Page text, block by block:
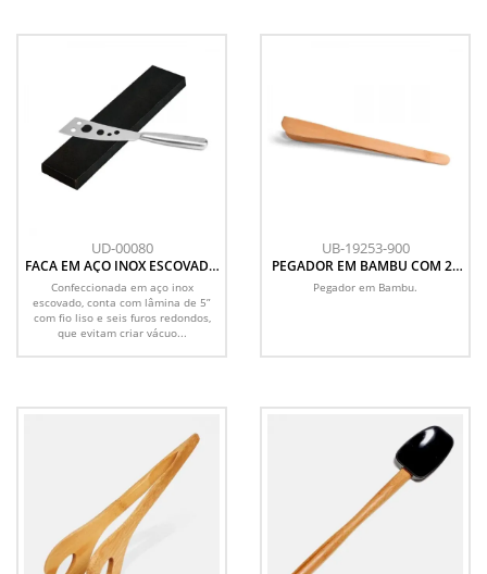
UD-00080
FACA EM AÇO INOX ESCOVADO
TAMANHO 5 COM 6 FUROS
Confeccionada em aço inox
escovado, conta com lâmina de 5”
com fio liso e seis furos redondos,
que evitam criar vácuo...
UB-19253-900
PEGADOR EM BAMBU COM 25
CM SEM CARTELA
Pegador em Bambu.